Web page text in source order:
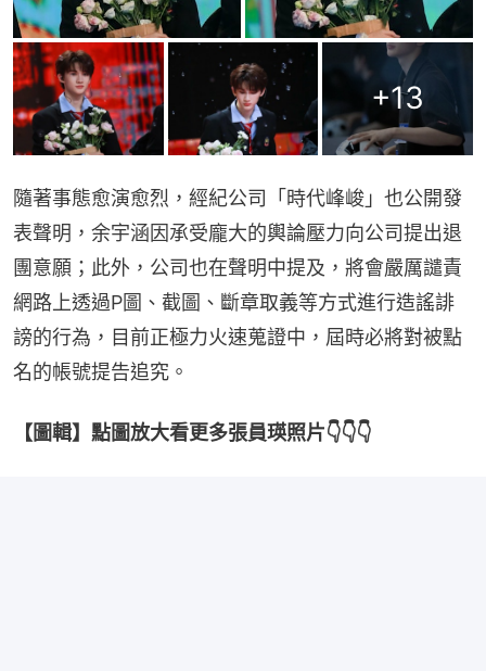
+13
隨著事態愈演愈烈，經紀公司「時代峰峻」也公開發
表聲明，余宇涵因承受龐大的輿論壓力向公司提出退
團意願；此外，公司也在聲明中提及，將會嚴厲譴責
網路上透過P圖、截圖、斷章取義等方式進行造謠誹
謗的行為，目前正極力火速蒐證中，屆時必將對被點
名的帳號提告追究。
【圖輯】點圖放大看更多張員瑛照片👇👇👇